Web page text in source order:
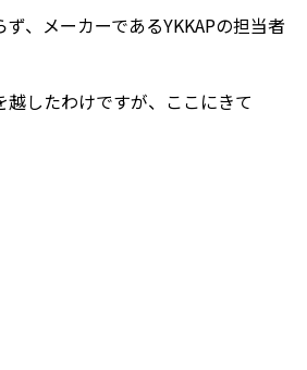
、メーカーであるYKKAPの担当者
したわけですが、ここにきて